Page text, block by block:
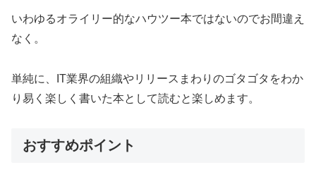
いわゆるオライリー的なハウツー本ではないのでお間違え
なく。
単純に、IT業界の組織やリリースまわりのゴタゴタをわか
り易く楽しく書いた本として読むと楽しめます。
おすすめポイント